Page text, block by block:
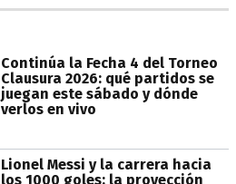
Continúa la Fecha 4 del Torneo
Clausura 2026: qué partidos se
juegan este sábado y dónde
verlos en vivo
Lionel Messi y la carrera hacia
los 1000 goles: la proyección